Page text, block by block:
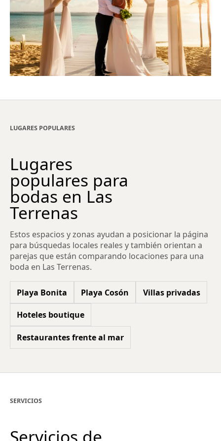
LUGARES POPULARES
Lugares
populares para
bodas en Las
Terrenas
Estos espacios y zonas ayudan a posicionar la página
para búsquedas locales reales y también orientan a
parejas que están comparando locaciones para una
boda en Las Terrenas.
Playa Bonita Playa Cosón Villas privadas
Hoteles boutique
Restaurantes frente al mar
SERVICIOS